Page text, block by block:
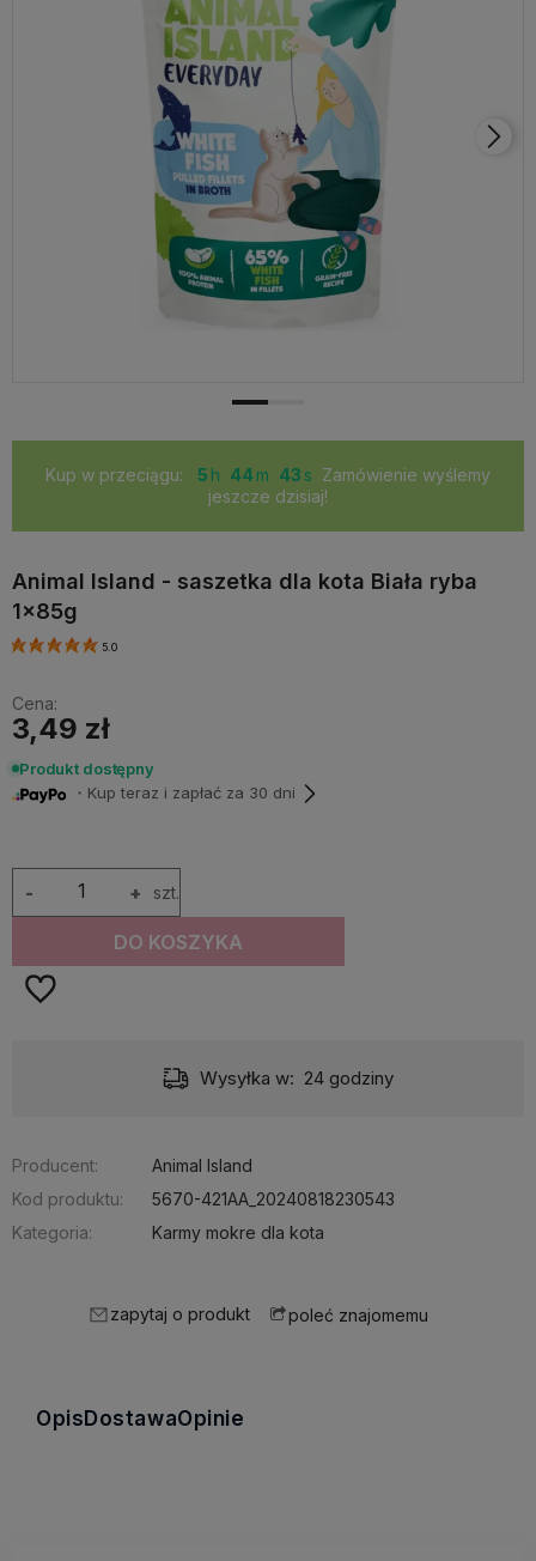
Kup w przeciągu: 5 44 43
Zamówienie wyślemy
jeszcze dzisiaj!
Animal Island - saszetka dla kota Biała ryba
1x85g
5.0
Cena:
3,49 zł
Produkt dostępny
・Kup teraz i zapłać za 30 dni
+
- szt.
DO KOSZYKA
Wysyłka w: 24 godziny
Producent:
Animal Island
Kod produktu:
5670-421AA_20240818230543
Kategoria:
Karmy mokre dla kota
zapytaj o produkt poleć znajomemu
Opis DostawaOpinie